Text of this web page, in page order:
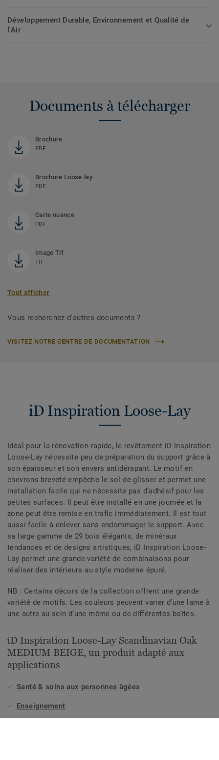
Développement Durable, Environnement et Qualité de
l'Air
Documents à télécharger
Brochure
PDF
Brochure Loose-lay
PDF
Carte nuance
PDF
Image Tif
TIF
Tout afficher
Vous recherchez d'autres documents ?
VISITEZ NOTRE CENTRE DE DOCUMENTATION
iD Inspiration Loose-Lay
Idéal pour la rénovation rapide, le revêtement iD Inspiration
Loose-Lay nécessite peu de préparation du support grâce à
son épaisseur et son envers antidérapant. Le motif en
chevrons breveté empêche le sol de glisser et permet une
installation facile qui ne nécessite pas d’adhésif pour les
petites surfaces. Il peut être installé en une journée et la
zone peut être remise en trafic immédiatement. Il est tout
aussi facile à enlever sans endommager le support. Avec
sa large gamme de 29 bois élégants, de minéraux
tendances et de designs artistiques, iD Inspiration Loose-
Lay permet une grande variété de combinaisons pour
réaliser des intérieurs au style moderne épuré.
NB : Certains décors de la collection offrent une grande
variété de motifs. Les couleurs peuvent varier d’une lame à
une autre au sein d’une même ou de différentes boîtes.
iD Inspiration Loose-Lay Scandinavian Oak
MEDIUM BEIGE, un produit adapté aux
applications
Santé & soins aux personnes âgées
Enseignement